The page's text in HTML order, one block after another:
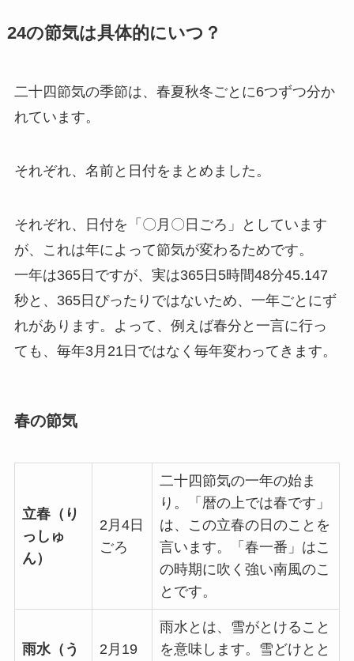
24の節気は具体的にいつ？
二十四節気の季節は、春夏秋冬ごとに6つずつ分か
れています。
それぞれ、名前と日付をまとめました。
それぞれ、日付を「〇月〇日ごろ」としています
が、これは年によって節気が変わるためです。
一年は365日ですが、実は365日5時間48分45.147
秒と、365日ぴったりではないため、一年ごとにず
れがあります。よって、例えば春分と一言に行っ
ても、毎年3月21日ではなく毎年変わってきます。
春の節気
立春（り
っしゅ
ん）
2月4日
ごろ
二十四節気の一年の始ま
り。「暦の上では春です」
は、この立春の日のことを
言います。「春一番」はこ
の時期に吹く強い南風のこ
とです。
雨水（う
2月19
雨水とは、雪がとけること
を意味します。雪どけとと